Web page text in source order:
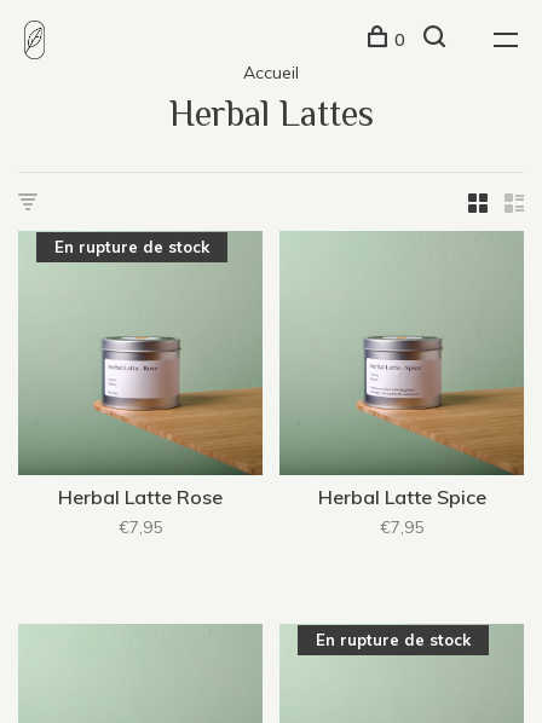
0
Accueil
Herbal Lattes
En rupture de stock
Herbal Latte Rose
€7,95
Herbal Latte Spice
€7,95
En rupture de stock